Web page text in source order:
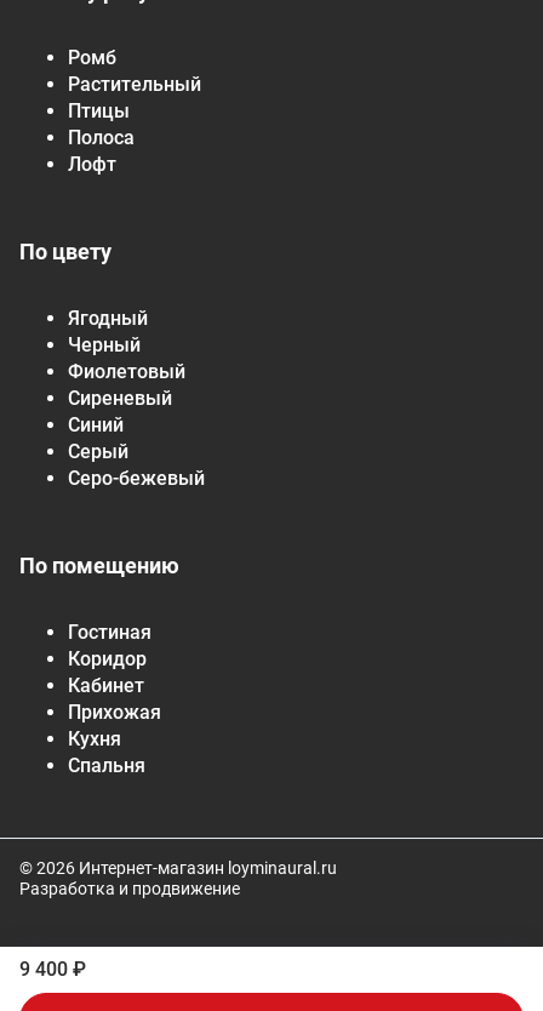
9 400 ₽
Ромб
Растительный
Птицы
Полоса
Лофт
По цвету
Ягодный
Черный
Фиолетовый
Сиреневый
Синий
Серый
Серо-бежевый
По помещению
Гостиная
Коридор
Кабинет
Прихожая
Кухня
Спальня
© 2026 Интернет-магазин loyminaural.ru
Разработка и продвижение